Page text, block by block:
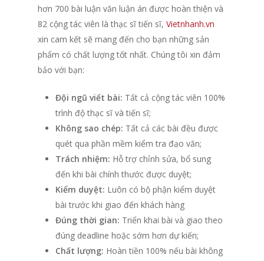
hơn 700 bài luận văn luận án được hoàn thiện và
82 cộng tác viên là thạc sĩ tiến sĩ, Vietnhanh.vn
xin cam kết sẽ mang đến cho bạn những sản
phẩm có chất lượng tốt nhất. Chúng tôi xin đảm
bảo với bạn:
Đội ngũ viết bài: Tất cả cộng tác viên 100%
trình độ thạc sĩ và tiến sĩ;
Không sao chép: Tất cả các bài đều được
quét qua phần mềm kiểm tra đạo văn;
Trách nhiệm: Hỗ trợ chỉnh sửa, bổ sung
đến khi bài chính thước được duyệt;
Kiểm duyệt: Luôn có bộ phận kiểm duyệt
bài trước khi giao đến khách hàng
Đúng thời gian: Triển khai bài và giao theo
đúng deadline hoặc sớm hơn dự kiến;
Chất lượng: Hoàn tiền 100% nếu bài không